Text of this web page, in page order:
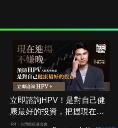
立即諮詢HPV！是對自己健
康最好的投資，把握現在不
嫌晚！
PR・台灣癌症基金會